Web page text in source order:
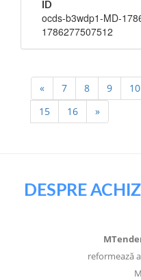
ID
ocds-b3wdp1-MD-
1786277507512
« 7 8 9 10
15
16 »
DESPRE
reformează